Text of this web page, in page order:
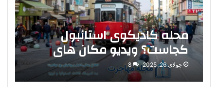
محله کادیکوی استانبول
کجاست؟ ویدیو مکان های
دیدنی + مراکز خرید
جولای 26, 2025 8